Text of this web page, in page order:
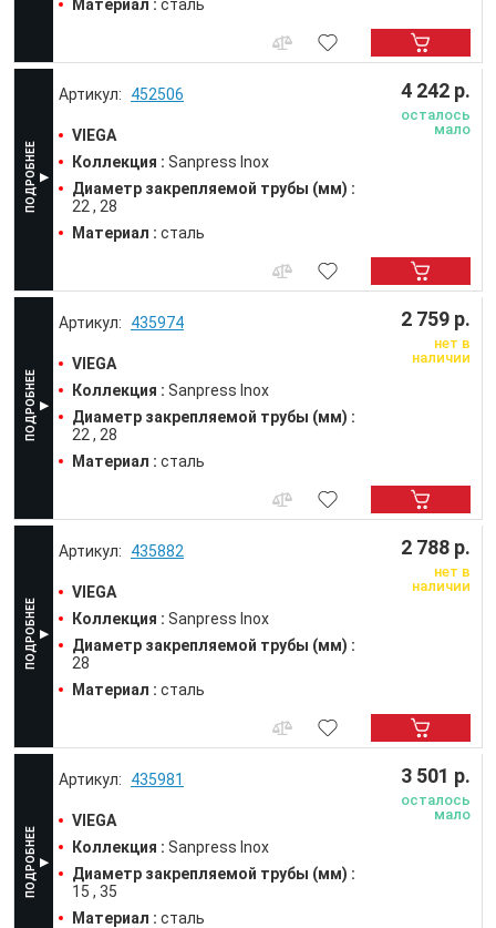
Материал : сталь
452506
VIEGA
Коллекция : Sanpress Inox
Диаметр закрепляемой трубы (мм) :
22
28
Материал : сталь
4 242 р.
осталось
мало
435974
VIEGA
Коллекция : Sanpress Inox
Диаметр закрепляемой трубы (мм) :
22
28
Материал : сталь
2 759 р.
нет в
наличии
435882
VIEGA
Коллекция : Sanpress Inox
Диаметр закрепляемой трубы (мм) :
28
Материал : сталь
2 788 р.
нет в
наличии
435981
VIEGA
Коллекция : Sanpress Inox
Диаметр закрепляемой трубы (мм) :
15
35
Материал : сталь
3 501 р.
осталось
мало